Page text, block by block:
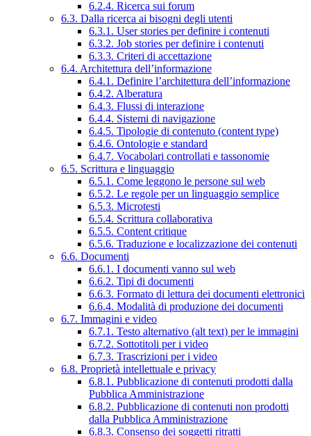
6.2.4. Ricerca sui forum
6.3. Dalla ricerca ai bisogni degli utenti
6.3.1. User stories per definire i contenuti
6.3.2. Job stories per definire i contenuti
6.3.3. Criteri di accettazione
6.4. Architettura dell’informazione
6.4.1. Definire l’architettura dell’informazione
6.4.2. Alberatura
6.4.3. Flussi di interazione
6.4.4. Sistemi di navigazione
6.4.5. Tipologie di contenuto (content type)
6.4.6. Ontologie e standard
6.4.7. Vocabolari controllati e tassonomie
6.5. Scrittura e linguaggio
6.5.1. Come leggono le persone sul web
6.5.2. Le regole per un linguaggio semplice
6.5.3. Microtesti
6.5.4. Scrittura collaborativa
6.5.5. Content critique
6.5.6. Traduzione e localizzazione dei contenuti
6.6. Documenti
6.6.1. I documenti vanno sul web
6.6.2. Tipi di documenti
6.6.3. Formato di lettura dei documenti elettronici
6.6.4. Modalità di produzione dei documenti
6.7. Immagini e video
6.7.1. Testo alternativo (alt text) per le immagini
6.7.2. Sottotitoli per i video
6.7.3. Trascrizioni per i video
6.8. Proprietà intellettuale e privacy
6.8.1. Pubblicazione di contenuti prodotti dalla
Pubblica Amministrazione
6.8.2. Pubblicazione di contenuti non prodotti
dalla Pubblica Amministrazione
6.8.3. Consenso dei soggetti ritratti